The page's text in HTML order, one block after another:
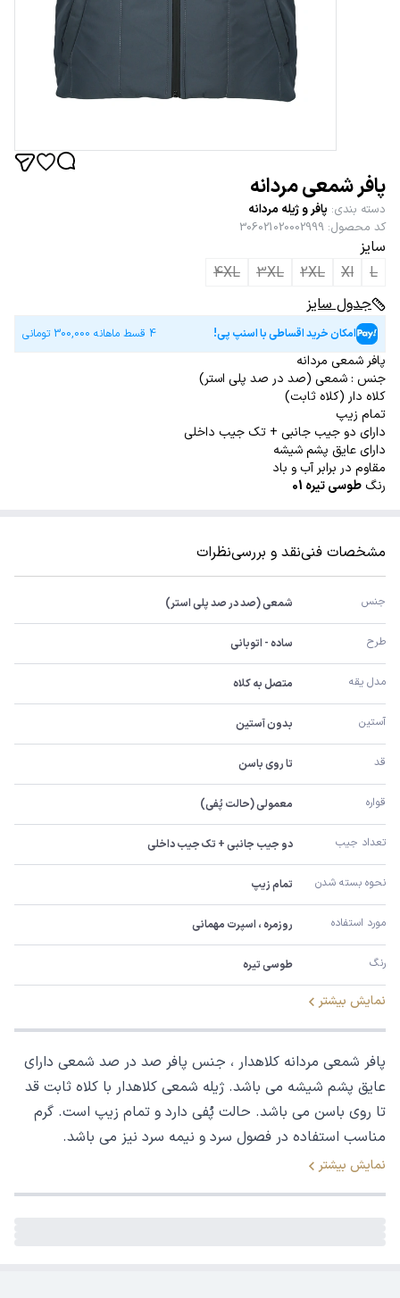
پافر شمعی مردانه
دسته بندی: پافر و ژیله مردانه
کد محصول:
306021020002999
سایز
L
Xl
2XL
3XL
4XL
جدول سایز
امکان خرید اقساطی با اسنپ پی! 4 قسط ماهانه 300,000 تومانی
پافر شمعی مردانه
جنس : شمعی (صد در صد پلی استر)
کلاه دار (کلاه ثابت)
تمام زیپ
دارای دو جیب جانبی + تک جیب داخلی
دارای عایق پشم شیشه
مقاوم در برابر آب و باد
رنگ طوسی تیره 01
مشخصات فنینقد و بررسینظرات
جنس شمعی (صد در صد پلی استر)
طرح ساده - اتوبانی
مدل یقه متصل به کلاه
آستین بدون آستین
قد تا روی باسن
قواره معمولی (حالت پُفی)
تعداد جیب دو جیب جانبی + تک جیب داخلی
نحوه بسته شدن تمام زیپ
مورد استفاده روزمره ، اسپرت مهمانی
رنگ طوسی تیره
نمایش بیشتر
پافر شمعی مردانه کلاهدار ، جنس پافر صد در صد شمعی دارای
عایق پشم شیشه می باشد. ژیله شمعی کلاهدار با کلاه ثابت قد
تا روی باسن می باشد. حالت پُفی دارد و تمام زیپ است. گرم
مناسب استفاده در فصول سرد و نیمه سرد نیز می باشد.
نمایش بیشتر